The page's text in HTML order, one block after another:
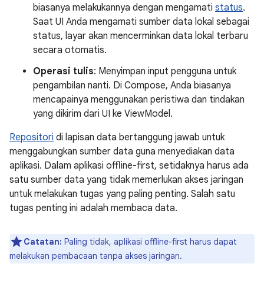
biasanya melakukannya dengan mengamati status.
Saat UI Anda mengamati sumber data lokal sebagai
status, layar akan mencerminkan data lokal terbaru
secara otomatis.
Operasi tulis: Menyimpan input pengguna untuk
pengambilan nanti. Di Compose, Anda biasanya
mencapainya menggunakan peristiwa dan tindakan
yang dikirim dari UI ke ViewModel.
Repositori di lapisan data bertanggung jawab untuk
menggabungkan sumber data guna menyediakan data
aplikasi. Dalam aplikasi offline-first, setidaknya harus ada
satu sumber data yang tidak memerlukan akses jaringan
untuk melakukan tugas yang paling penting. Salah satu
tugas penting ini adalah membaca data.
Catatan: Paling tidak, aplikasi offline-first harus dapat
melakukan pembacaan tanpa akses jaringan.